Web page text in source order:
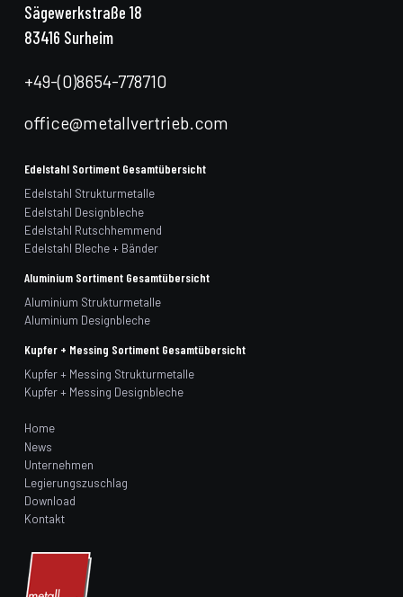
Sägewerkstraße 18
83416 Surheim
+49-(0)8654-778710
office@metallvertrieb.com
Edelstahl Sortiment Gesamtübersicht
Edelstahl Strukturmetalle
Edelstahl Designbleche
Edelstahl Rutschhemmend
Edelstahl Bleche + Bänder
Aluminium Sortiment Gesamtübersicht
Aluminium Strukturmetalle
Aluminium Designbleche
Kupfer + Messing Sortiment Gesamtübersicht
Kupfer + Messing Strukturmetalle
Kupfer + Messing Designbleche
Home
News
Unternehmen
Legierungszuschlag
Download
Kontakt